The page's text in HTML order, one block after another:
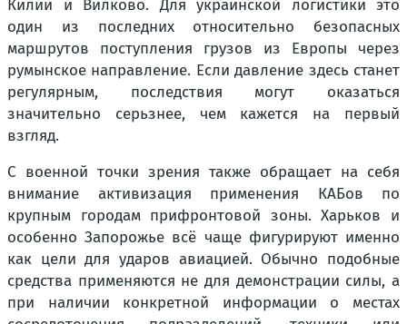
Килии и Вилково. Для украинской логистики это
один из последних относительно безопасных
маршрутов поступления грузов из Европы через
румынское направление. Если давление здесь станет
регулярным, последствия могут оказаться
значительно серьзнее, чем кажется на первый
взгляд.
С военной точки зрения также обращает на себя
внимание активизация применения КАБов по
крупным городам прифронтовой зоны. Харьков и
особенно Запорожье всё чаще фигурируют именно
как цели для ударов авиацией. Обычно подобные
средства применяются не для демонстрации силы, а
при наличии конкретной информации о местах